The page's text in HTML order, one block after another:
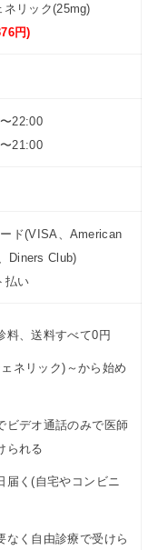
リック(25mg)
円)
21:00
ード(VISA、American
Diners Club)
払い
料、送料すべて0円
ネリック)～から始め
ビデオ通話のみで医師
られる
届く(自宅やコンビニ
なく自由診療で受けら